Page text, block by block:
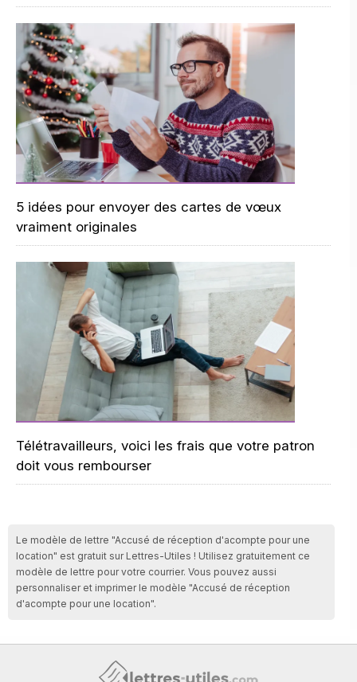
5 idées pour envoyer des cartes de vœux
vraiment originales
Télétravailleurs, voici les frais que votre patron
doit vous rembourser
Le modèle de lettre "Accusé de réception d'acompte pour une
location" est gratuit sur Lettres-Utiles ! Utilisez gratuitement ce
modèle de lettre pour votre courrier. Vous pouvez aussi
personnaliser et imprimer le modèle "Accusé de réception
d'acompte pour une location".